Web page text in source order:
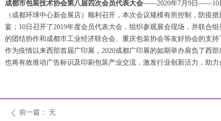
ꄴ 前一篇： 无
成都市包装技术协会第八届四次会员代表大会——2020年7月9日——10
（成都环球中心新会展店）顺利召开，本次会议规模有所控制，防疫
宴；10日召开了2019年度会员代表大会，组织参观展会现场，并联合
的团结协作和成都市工业经济联合会、重庆包装协会等友好协会的支
作为疫情以来西部首届广印展，2020成都广印展的如期举办肩负了西
也将有效推动广告标识及印刷包装产业交流，激发行业创新活力，助